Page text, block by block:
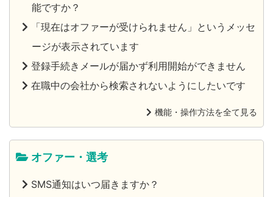
能ですか？
「現在はオファーが受けられません」というメッセ
ージが表示されています
登録手続きメールが届かず利用開始ができません
在職中の会社から検索されないようにしたいです
機能・操作方法を全て見る
オファー・選考
SMS通知はいつ届きますか？